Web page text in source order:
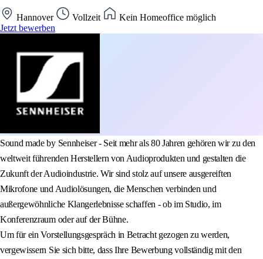
Hannover Vollzeit
Kein Homeoffice möglich
Jetzt bewerben
Sound made by Sennheiser - Seit mehr als 80 Jahren gehören wir zu den
weltweit führenden Herstellern von Audioprodukten und gestalten die
Zukunft der Audioindustrie. Wir sind stolz auf unsere ausgereiften
Mikrofone und Audiolösungen, die Menschen verbinden und
außergewöhnliche Klangerlebnisse schaffen - ob im Studio, im
Konferenzraum oder auf der Bühne.
Um für ein Vorstellungsgespräch in Betracht gezogen zu werden,
vergewissern Sie sich bitte, dass Ihre Bewerbung vollständig mit den